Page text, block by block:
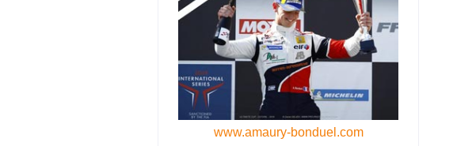
www.amaury-bonduel.com